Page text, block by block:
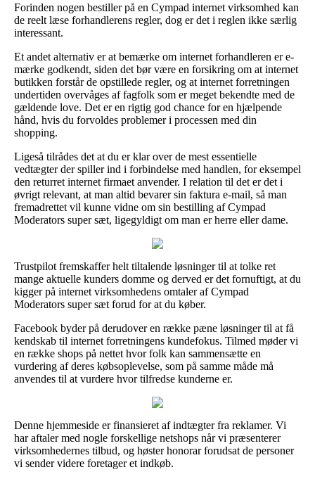
Forinden nogen bestiller på en Cympad internet virksomhed kan
de reelt læse forhandlerens regler, dog er det i reglen ikke særlig
interessant.
Et andet alternativ er at bemærke om internet forhandleren er e-
mærke godkendt, siden det bør være en forsikring om at internet
butikken forstår de opstillede regler, og at internet forretningen
undertiden overvåges af fagfolk som er meget bekendte med de
gældende love. Det er en rigtig god chance for en hjælpende
hånd, hvis du forvoldes problemer i processen med din
shopping.
Ligeså tilrådes det at du er klar over de mest essentielle
vedtægter der spiller ind i forbindelse med handlen, for eksempel
den returret internet firmaet anvender. I relation til det er det i
øvrigt relevant, at man altid bevarer sin faktura e-mail, så man
fremadrettet vil kunne vidne om sin bestilling af Cympad
Moderators super sæt, ligegyldigt om man er herre eller dame.
Trustpilot fremskaffer helt tiltalende løsninger til at tolke ret
mange aktuelle kunders domme og derved er det fornuftigt, at du
kigger på internet virksomhedens omtaler af Cympad
Moderators super sæt forud for at du køber.
Facebook byder på derudover en række pæne løsninger til at få
kendskab til internet forretningens kundefokus. Tilmed møder vi
en række shops på nettet hvor folk kan sammensætte en
vurdering af deres købsoplevelse, som på samme måde må
anvendes til at vurdere hvor tilfredse kunderne er.
Denne hjemmeside er finansieret af indtægter fra reklamer. Vi
har aftaler med nogle forskellige netshops når vi præsenterer
virksomhedernes tilbud, og høster honorar forudsat de personer
vi sender videre foretager et indkøb.